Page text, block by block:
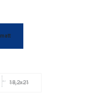
matt
18,2 18,2x21